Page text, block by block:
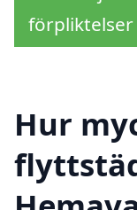
förpliktelser
Hur